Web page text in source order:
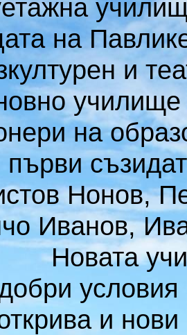
на
и
училище
на
първи
Нонов,
Иванов,
и